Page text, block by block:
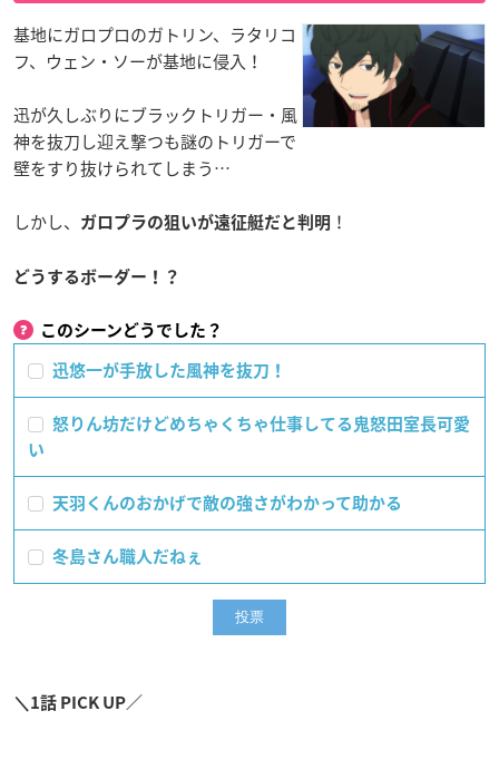
基地にガロプロのガトリン、ラタリコ
フ、ウェン・ソーが基地に侵入！
迅が久しぶりにブラックトリガー・風
神を抜刀し迎え撃つも謎のトリガーで
壁をすり抜けられてしまう…
しかし、 ガロプラの狙いが遠征艇だと判明 ！
どうするボーダー！？
このシーンどうでした？
迅悠一が手放した風神を抜刀！
怒りん坊だけどめちゃくちゃ仕事してる鬼怒田室長可愛
い
天羽くんのおかげで敵の強さがわかって助かる
冬島さん職人だねぇ
＼1話 PICK UP／